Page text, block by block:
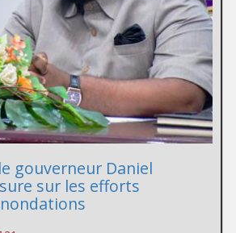
gouverneur Daniel
sur les efforts